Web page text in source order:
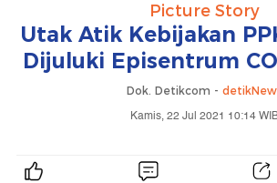
Picture Story
Utak Atik Kebijakan
Dijuluki Episentrum
Dok. Detikcom -
Kamis, 22 Jul 2021 10:14